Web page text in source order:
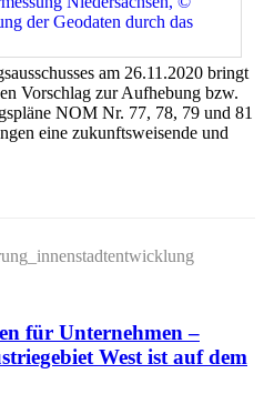
am 26.11.2020 bringt
Vorschlag zur Aufhebung bzw.
NOM Nr. 77, 78, 79 und 81
eine zukunftsweisende und
für Unternehmen –
West ist auf dem